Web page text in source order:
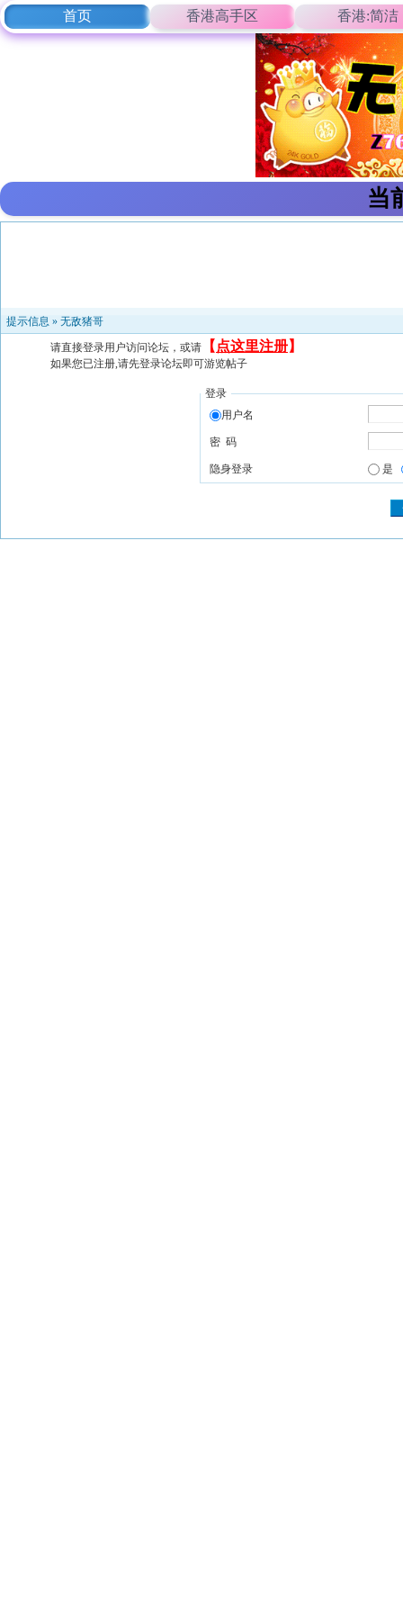
首页 香港高手区 香港:简洁
当
提示信息 » 无敌猪哥
请直接登录用户访问论坛，或请 【 点这里注册】
如果您已注册,请先登录论坛即可游览帖子
登录
用户名
密 码
隐身登录 是